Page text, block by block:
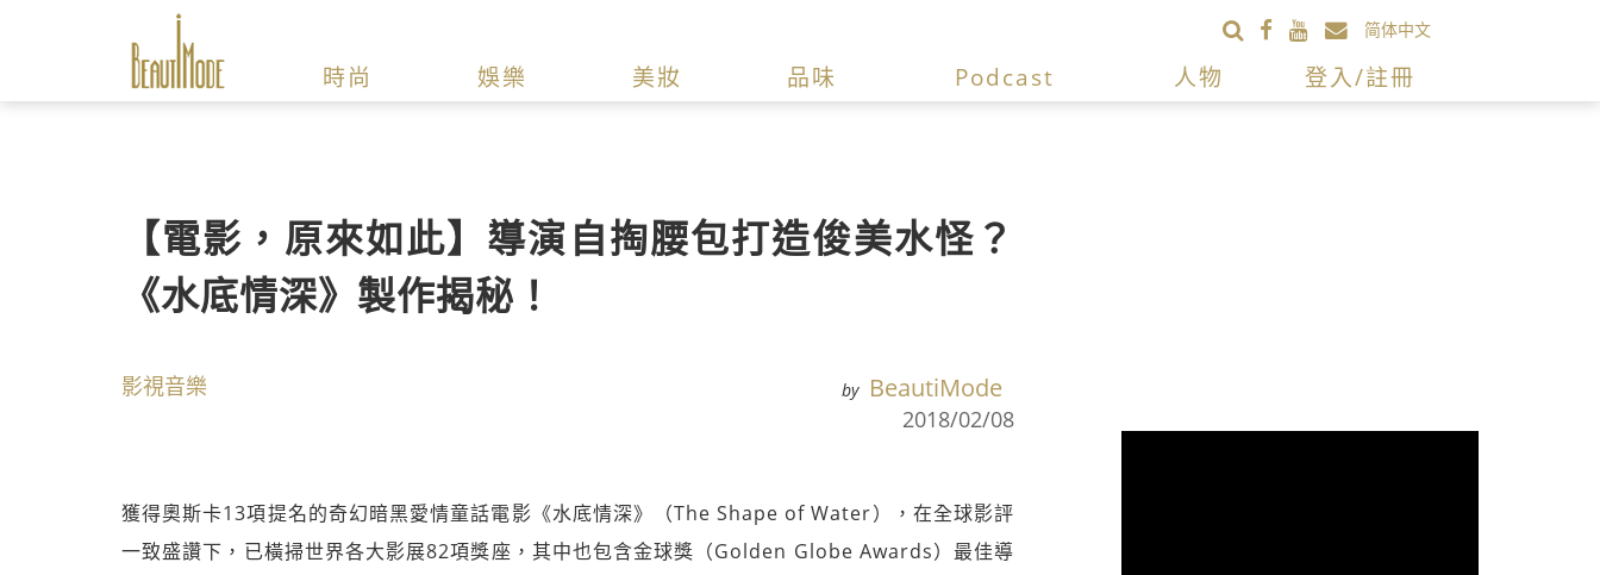
简体中文
時尚 娛樂 美妝 品味 Podcast 人物 登入/註冊
【電影，原來如此】導演自掏腰包打造俊美水怪？
《水底情深》製作揭秘！
影視音樂 by BeautiMode
2018/02/08
獲得奧斯卡13項提名的奇幻暗黑愛情童話電影《水底情深》（The Shape of Water），在全球影評
一致盛讚下，已橫掃世界各大影展82項獎座，其中也包含金球獎（Golden Globe Awards）最佳導